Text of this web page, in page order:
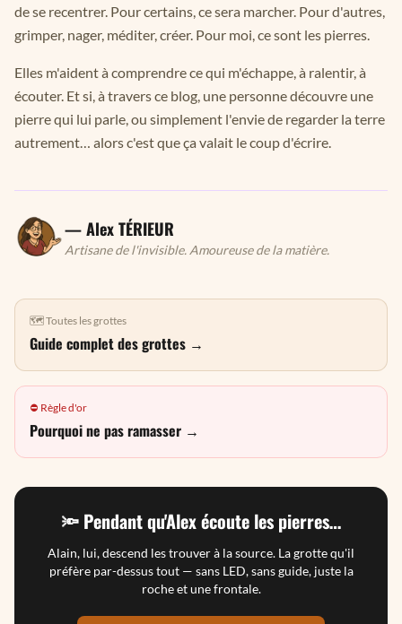
de se recentrer. Pour certains, ce sera marcher. Pour d'autres,
grimper, nager, méditer, créer. Pour moi, ce sont les pierres.
Elles m'aident à comprendre ce qui m'échappe, à ralentir, à
écouter. Et si, à travers ce blog, une personne découvre une
pierre qui lui parle, ou simplement l'envie de regarder la terre
autrement… alors c'est que ça valait le coup d'écrire.
— Alex TÉRIEUR
Artisane de l'invisible. Amoureuse de la matière.
🗺️ Toutes les grottes
Guide complet des grottes →
⛔ Règle d'or
Pourquoi ne pas ramasser →
🔦 Pendant qu'Alex écoute les pierres…
Alain, lui, descend les trouver à la source. La grotte qu'il
préfère par-dessus tout — sans LED, sans guide, juste la
roche et une frontale.